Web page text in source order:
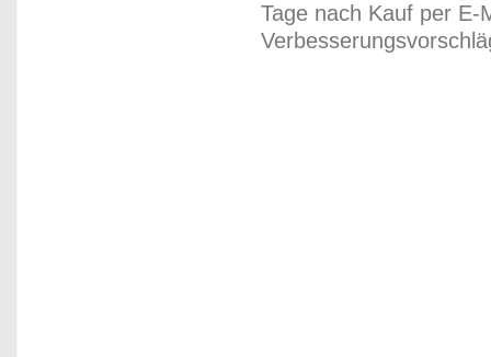
Tage nach Kauf per E-